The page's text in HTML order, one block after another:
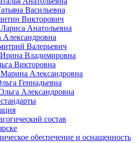
Васильевна
Викторович
Анатольевна
Александровна
Валерьевич
Владимировна
Викторовна
Александровна
Геннадьевна
Александровна
состав
обеспечение и оснащенность